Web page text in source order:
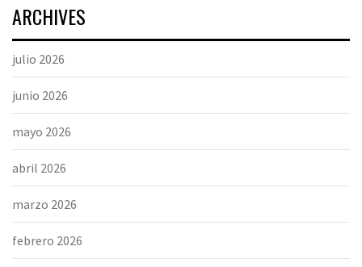
ARCHIVES
julio 2026
junio 2026
mayo 2026
abril 2026
marzo 2026
febrero 2026